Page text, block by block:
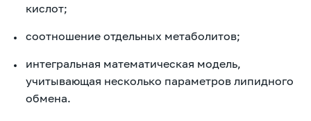
кислот;
соотношение отдельных метаболитов;
интегральная математическая модель,
учитывающая несколько параметров липидного
обмена.